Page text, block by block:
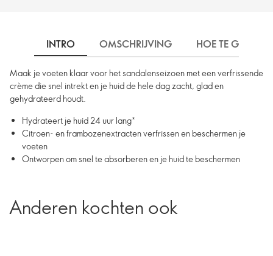
INTRO OMSCHRIJVING HOE TE
Maak je voeten klaar voor het sandalen­seizoen met een verfrissende
crème die snel intrekt en je huid de hele dag zacht, glad en
gehydrateerd houdt.
Hydrateert je huid 24 uur lang*
Citroen- en frambozenextracten verfrissen en beschermen je
voeten
Ontworpen om snel te absorberen en je huid te beschermen
Anderen kochten ook